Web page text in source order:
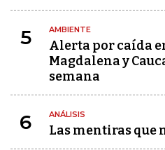
5 AMBIENTE
Alerta por caída
Magdalena y
semana
6 ANÁLISIS
Las mentiras que